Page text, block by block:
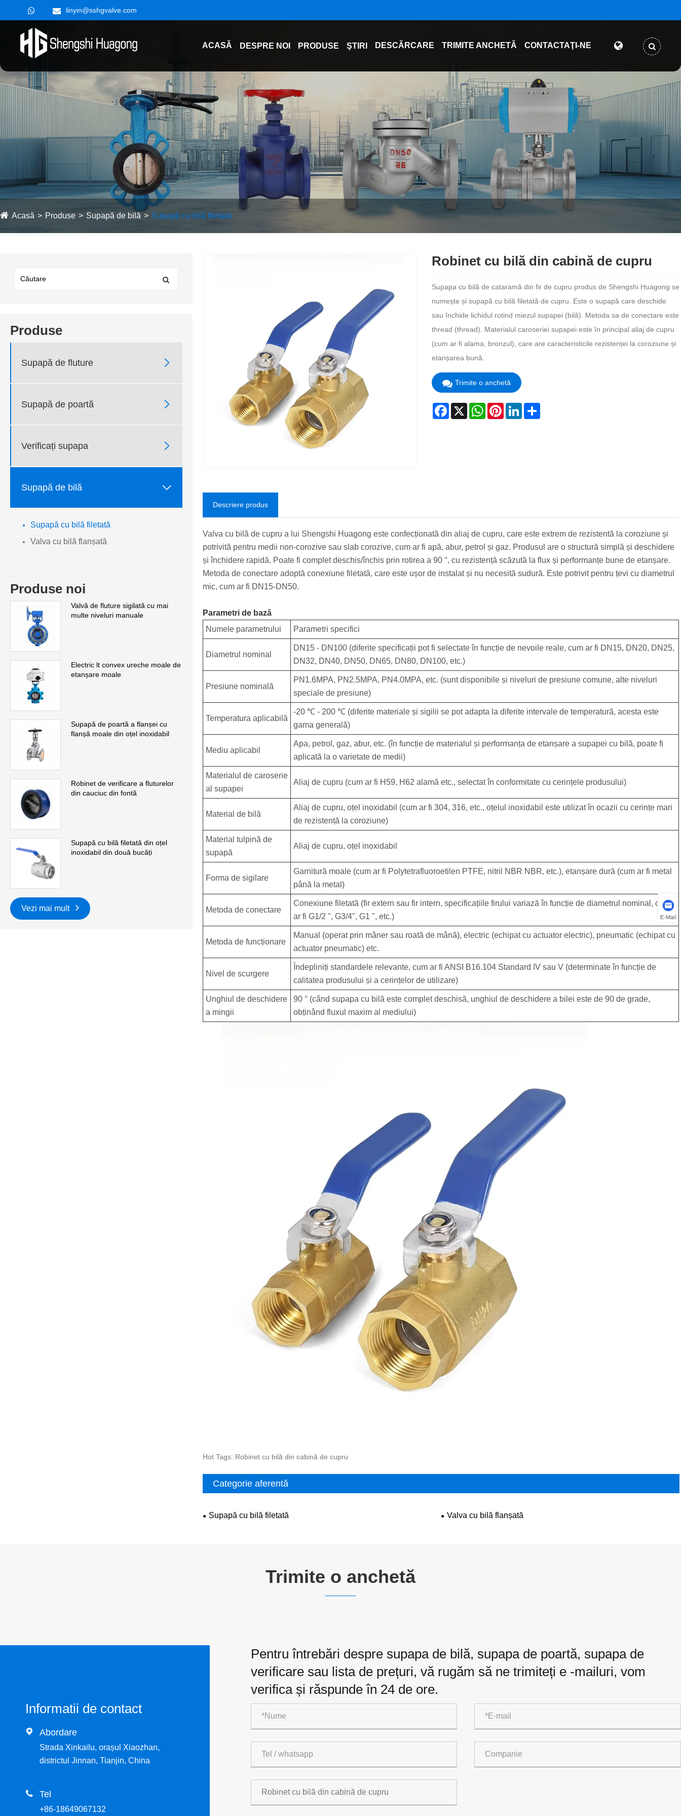
linyin@sshgvalve.com
ACASĂ DESPRE NOI PRODUSE ŞTIRI DESCĂRCARE TRIMITE ANCHETĂ CONTACTAŢI-NE
Acasă Produse Supapă de bilă Supapă cu bilă filetată
Produse
Supapă de fluture 
Supapă de poartă 
Verificați supapa 
Supapă de bilă 
Supapă cu bilă filetată
Valva cu bilă flanșată
Produse noi
Valvă de fluture sigilată cu mai
multe niveluri manuale
Electric lt convex ureche moale de
etanșare moale
Supapă de poartă a flanșei cu
flanșă moale din oțel inoxidabil
Robinet de verificare a fluturelor
din cauciuc din fontă
Supapă cu bilă filetată din oțel
inoxidabil din două bucăți
Vezi mai mult
Robinet cu bilă din cabină de cupru
Supapa cu bilă de cataramă din fir de cupru produs de Shengshi Huagong se
numește și supapă cu bilă filetată de cupru. Este o supapă care deschide
sau închide lichidul rotind miezul supapei (bilă). Metoda sa de conectare este
thread (thread). Materialul caroseriei supapei este în principal aliaj de cupru
(cum ar fi alama, bronzul), care are caracteristicile rezistenței la coroziune și
etanșarea bună.
Trimite o anchetă
Facebook
X WhatsAppPinterestLinkedInShare
Descriere produs
Valva cu bilă de cupru a lui Shengshi Huagong este confecționată din aliaj de cupru, care este extrem de rezistentă la coroziune și
potrivită pentru medii non-corozive sau slab corozive, cum ar fi apă, abur, petrol și gaz. Produsul are o structură simplă și deschidere
și închidere rapidă. Poate fi complet deschis/închis prin rotirea a 90 °, cu rezistență scăzută la flux și performanțe bune de etanșare.
Metoda de conectare adoptă conexiune filetată, care este ușor de instalat și nu necesită sudură. Este potrivit pentru țevi cu diametrul
mic, cum ar fi DN15-DN50.
Parametri de bază
Numele parametrului
Parametri specifici
Diametrul nominal
DN15 - DN100 (diferite specificații pot fi selectate în funcție de nevoile reale, cum ar fi DN15, DN20, DN25,
DN32, DN40, DN50, DN65, DN80, DN100, etc.)
Presiune nominală
PN1.6MPA, PN2.5MPA, PN4.0MPA, etc. (sunt disponibile și niveluri de presiune comune, alte niveluri
speciale de presiune)
Temperatura aplicabilă
-20 ℃ - 200 ℃ (diferite materiale și sigilii se pot adapta la diferite intervale de temperatură, acesta este
gama generală)
Mediu aplicabil
Apa, petrol, gaz, abur, etc. (în funcție de materialul și performanța de etanșare a supapei cu bilă, poate fi
aplicată la o varietate de medii)
Materialul de caroserie
al supapei
Aliaj de cupru (cum ar fi H59, H62 alamă etc., selectat în conformitate cu cerințele produsului)
Material de bilă
Aliaj de cupru, oțel inoxidabil (cum ar fi 304, 316, etc., oțelul inoxidabil este utilizat în ocazii cu cerințe mari
de rezistență la coroziune)
Material tulpină de
supapă
Aliaj de cupru, oțel inoxidabil
Forma de sigilare
Garnitură moale (cum ar fi Polytetrafluoroetilen PTFE, nitril NBR NBR, etc.), etanșare dură (cum ar fi metal
până la metal)
Metoda de conectare
Conexiune filetată (fir extern sau fir intern, specificațiile firului variază în funcție de diametrul nominal, cum
ar fi G1/2 ", G3/4", G1 ", etc.)
Metoda de funcționare
Manual (operat prin mâner sau roată de mână), electric (echipat cu actuator electric), pneumatic (echipat cu
actuator pneumatic) etc.
Nivel de scurgere
Îndepliniți standardele relevante, cum ar fi ANSI B16.104 Standard IV sau V (determinate în funcție de
calitatea produsului și a cerințelor de utilizare)
Unghiul de deschidere
a mingii
90 ° (când supapa cu bilă este complet deschisă, unghiul de deschidere a bilei este de 90 de grade,
obținând fluxul maxim al mediului)
Hot Tags: Robinet cu bilă din cabină de cupru
Categorie aferentă
Supapă cu bilă filetată Valva cu bilă flanșată
Trimite o anchetă
Informatii de contact
 Abordare
Strada Xinkailu, orașul Xiaozhan,
districtul Jinnan, Tianjin, China
 Tel
+86-18649067132
Pentru întrebări despre supapa de bilă, supapa de poartă, supapa de
verificare sau lista de prețuri, vă rugăm să ne trimiteți e -mailuri, vom
verifica și răspunde în 24 de ore.
E-Mail